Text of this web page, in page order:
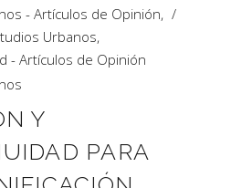
- Artículos de Opinión,
Urbanos,
- Artículos de Opinión
Y
PARA